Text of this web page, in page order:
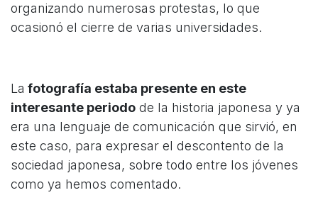
organizando numerosas protestas, lo que
ocasionó el cierre de varias universidades.
La fotografía estaba presente en este
interesante periodo de la historia japonesa y ya
era una lenguaje de comunicación que sirvió, en
este caso, para expresar el descontento de la
sociedad japonesa, sobre todo entre los jóvenes
como ya hemos comentado.